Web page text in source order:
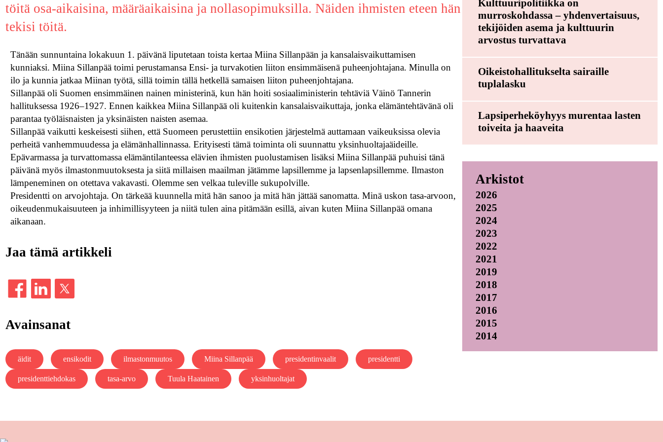
töitä osa-aikaisina, määräaikaisina ja nollasopimuksilla. Näiden ihmisten eteen hän
tekisi töitä.
Tänään sunnuntaina lokakuun 1. päivänä liputetaan toista kertaa Miina Sillanpään ja kansalaisvaikuttamisen
kunniaksi. Miina Sillanpää toimi perustamansa Ensi- ja turvakotien liiton ensimmäisenä puheenjohtajana. Minulla on
ilo ja kunnia jatkaa Miinan työtä, sillä toimin tällä hetkellä samaisen liiton puheenjohtajana.
Sillanpää oli Suomen ensimmäinen nainen ministerinä, kun hän hoiti sosiaaliministerin tehtäviä Väinö Tannerin
hallituksessa 1926–1927. Ennen kaikkea Miina Sillanpää oli kuitenkin kansalaisvaikuttaja, jonka elämäntehtävänä oli
parantaa työläisnaisten ja yksinäisten naisten asemaa.
Sillanpää vaikutti keskeisesti siihen, että Suomeen perustettiin ensikotien järjestelmä auttamaan vaikeuksissa olevia
perheitä vanhemmuudessa ja elämänhallinnassa. Erityisesti tämä toiminta oli suunnattu yksinhuoltajaäideille.
Epävarmassa ja turvattomassa elämäntilanteessa elävien ihmisten puolustamisen lisäksi Miina Sillanpää puhuisi tänä
päivänä myös ilmastonmuutoksesta ja siitä millaisen maailman jätämme lapsillemme ja lapsenlapsillemme. Ilmaston
lämpeneminen on otettava vakavasti. Olemme sen velkaa tuleville sukupolville.
Presidentti on arvojohtaja. On tärkeää kuunnella mitä hän sanoo ja mitä hän jättää sanomatta. Minä uskon tasa-arvoon,
oikeudenmukaisuuteen ja inhimillisyyteen ja niitä tulen aina pitämään esillä, aivan kuten Miina Sillanpää omana
aikanaan.
Jaa tämä artikkeli
Avainsanat
äidit ensikodit ilmastonmuutos Miina Sillanpää presidentinvaalit presidentti
presidenttiehdokas tasa-arvo Tuula Haatainen yksinhuoltajat
Kulttuuripolitiikka on
murroskohdassa – yhdenvertaisuus,
tekijöiden asema ja kulttuurin
arvostus turvattava
Oikeistohallitukselta sairaille
tuplalasku
Lapsiperheköyhyys murentaa lasten
toiveita ja haaveita
Arkistot
2026
2025
2024
2023
2022
2021
2019
2018
2017
2016
2015
2014